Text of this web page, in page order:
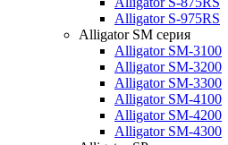
Alligator S-975RS
Alligator SM серия
Alligator SM-3100
Alligator SM-3200
Alligator SM-3300
Alligator SM-4100
Alligator SM-4200
Alligator SM-4300